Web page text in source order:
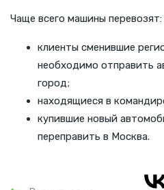
Чаще всего машины перевозят:
клиенты сменившие
необходимо отправить
город;
находящиеся в
купившие новый
переправить в Москва.